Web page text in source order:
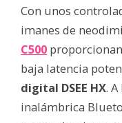
Con unos
imanes de
C500
baja latencia
digital DSEE HX.
inalámbrica